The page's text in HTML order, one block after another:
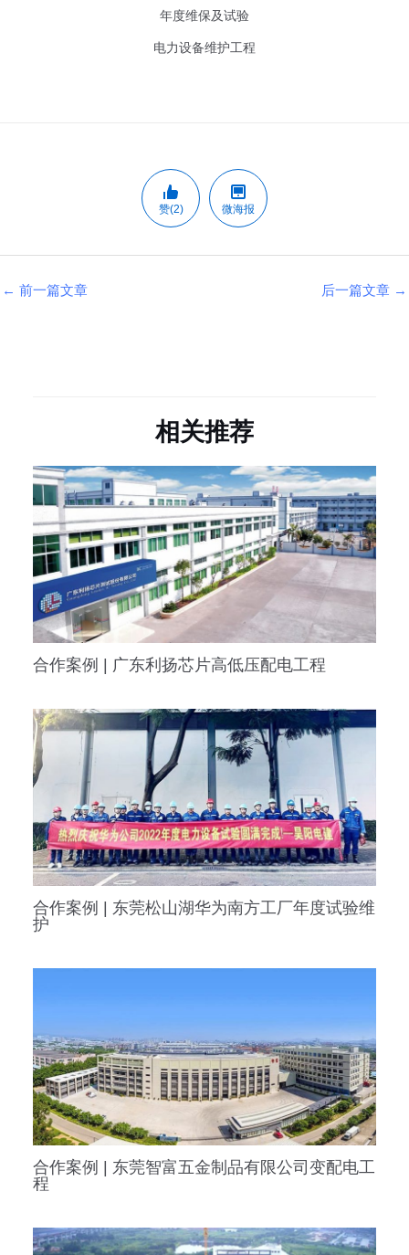
年度维保及试验
电力设备维护工程
赞(2) 微海报
← 前一篇文章 后一篇文章 →
相关推荐
合作案例 | 广东利扬芯片高低压配电工程
合作案例 | 东莞松山湖华为南方工厂年度试验维
护
合作案例 | 东莞智富五金制品有限公司变配电工
程